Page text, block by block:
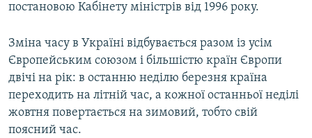
постановою Кабінету міністрів від 1996 року.
Зміна часу в Україні відбувається разом із усім
Європейським союзом і більшістю країн Європи
двічі на рік: в останню неділю березня країна
переходить на літній час, а кожної останньої неділі
жовтня повертається на зимовий, тобто свій
поясний час.